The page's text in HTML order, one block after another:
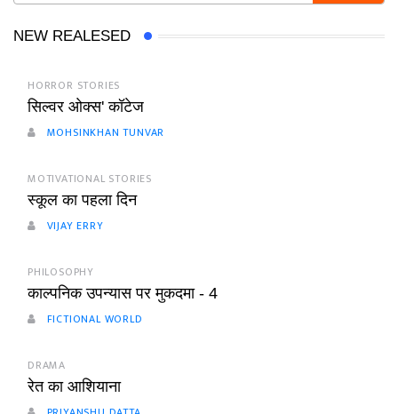
NEW REALESED
HORROR STORIES
सिल्वर ओक्स' कॉटेज
MOHSINKHAN TUNVAR
MOTIVATIONAL STORIES
स्कूल का पहला दिन
VIJAY ERRY
PHILOSOPHY
काल्पनिक उपन्यास पर मुकदमा - 4
FICTIONAL WORLD
DRAMA
रेत का आशियाना